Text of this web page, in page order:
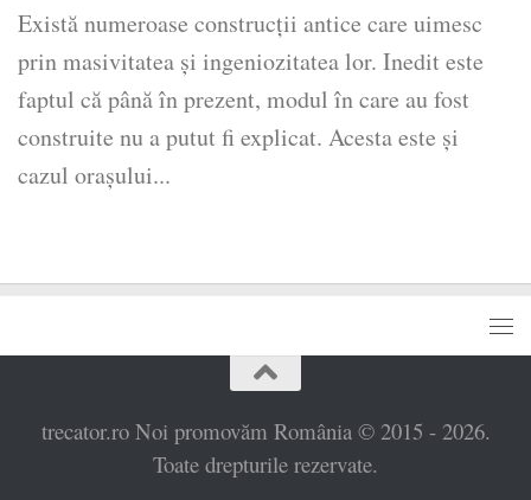
Există numeroase construcţii antice care uimesc
prin masivitatea şi ingeniozitatea lor. Inedit este
faptul că până în prezent, modul în care au fost
construite nu a putut fi explicat. Acesta este şi
cazul oraşului...
trecator.ro Noi promovăm România © 2015 - 2026.
Toate drepturile rezervate.